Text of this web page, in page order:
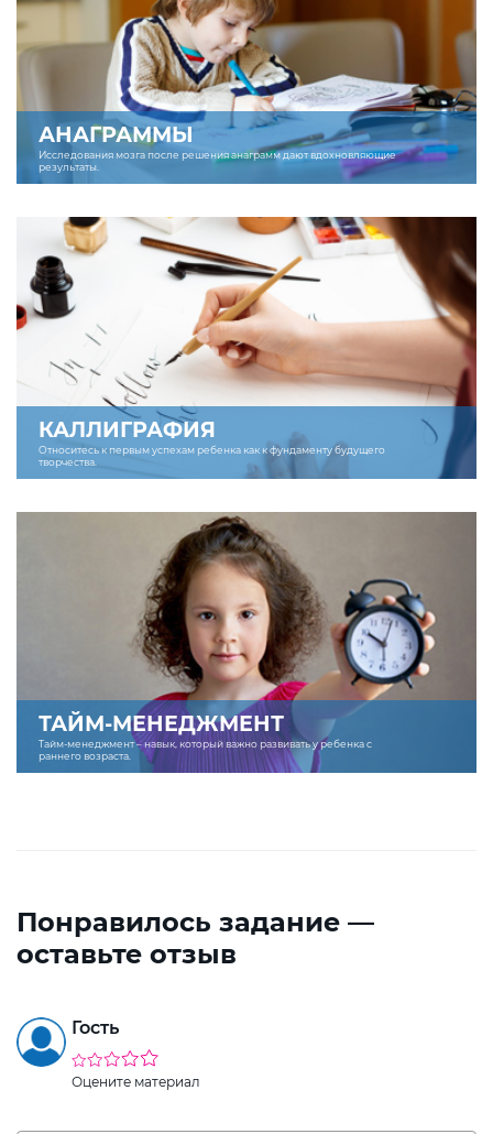
АНАГРАММЫ
Исследования мозга после решения анаграмм дают вдохновляющие
результаты.
КАЛЛИГРАФИЯ
Относитесь к первым успехам ребенка как к фундаменту будущего
творчества.
ТАЙМ-МЕНЕДЖМЕНТ
Тайм-менеджмент – навык, который важно развивать у ребенка с
раннего возраста.
Понравилось задание —
оставьте отзыв
Гость
Оцените материал